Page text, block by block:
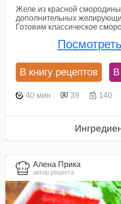
Желе из красной
дополнительных
Готовим классическое
В книгу рецептов В
40 мин 39 140
Алена Прика
автор рецепта